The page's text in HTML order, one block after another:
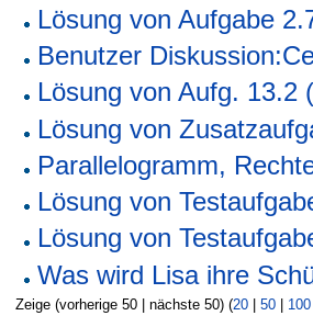
Lösung von Aufgabe
Benutzer
Lösung von Aufg. 13.2
Lösung von
Parallelogramm,
Lösung von
Lösung von
Was wird Lisa ihre
Zeige (vorherige 50 | nächste 50) (20 50 100